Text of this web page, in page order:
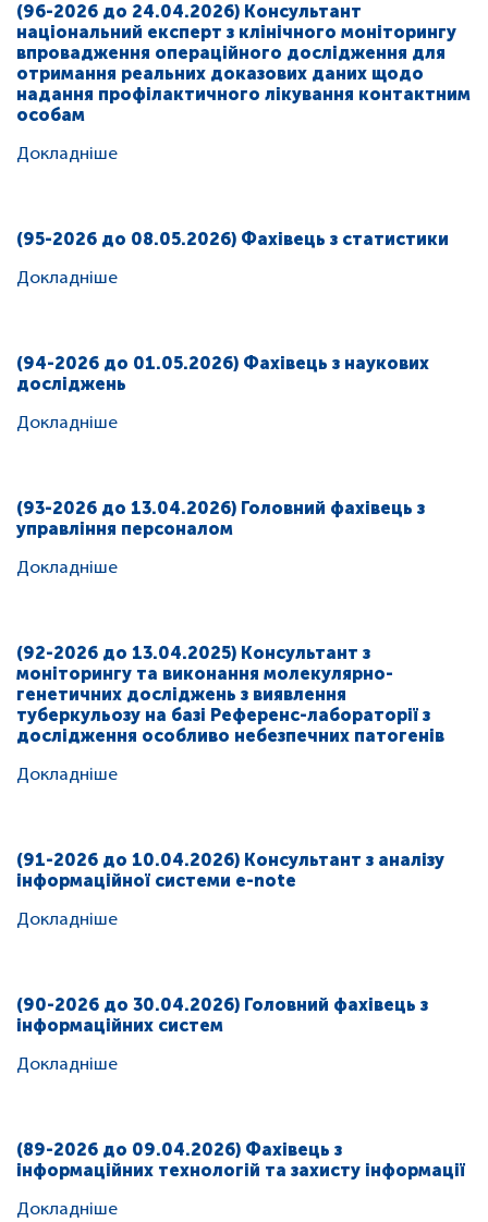
(96-2026 до 24.04.2026) Консультант
національний експерт з клінічного моніторингу
впровадження операційного дослідження для
отримання реальних доказових даних щодо
надання профілактичного лікування контактним
особам
Докладніше
(95-2026 до 08.05.2026) Фахівець з статистики
Докладніше
(94-2026 до 01.05.2026) Фахівець з наукових
досліджень
Докладніше
(93-2026 до 13.04.2026) Головний фахівець з
управління персоналом
Докладніше
(92-2026 до 13.04.2025) Консультант з
моніторингу та виконання молекулярно-
генетичних досліджень з виявлення
туберкульозу на базі Референс-лабораторії з
дослідження особливо небезпечних патогенів
Докладніше
(91-2026 до 10.04.2026) Консультант з аналізу
інформаційної системи e-note
Докладніше
(90-2026 до 30.04.2026) Головний фахівець з
інформаційних систем
Докладніше
(89-2026 до 09.04.2026) Фахівець з
інформаційних технологій та захисту інформації
Докладніше